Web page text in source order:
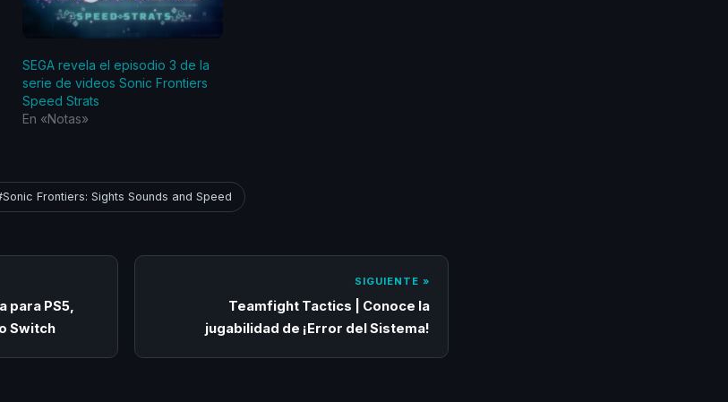
SEGA revela el episodio 3 de la
serie de videos Sonic Frontiers
Speed Strats
En «Notas»
Frontiers: Sights Sounds and Speed
para PS5,
Switch
SIGUIENTE »
Teamfight Tactics | Conoce la
jugabilidad de ¡Error del Sistema!